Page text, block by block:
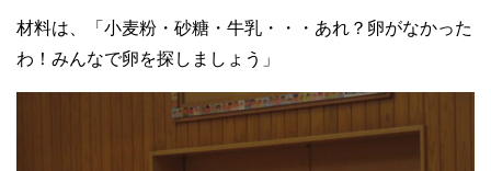
材料は、「小麦粉・砂糖・牛乳・・・あれ？卵がなかった
わ！みんなで卵を探しましょう」